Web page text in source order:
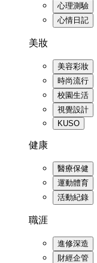
心理測驗
心情日記
美妝
美容彩妝
時尚流行
校園生活
視覺設計
KUSO
健康
醫療保健
運動體育
活動紀錄
職涯
進修深造
財經企管